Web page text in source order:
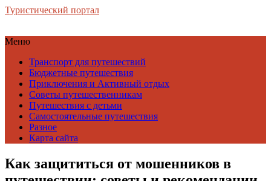
Туристический портал
Меню
Транспорт для путешествий
Бюджетные путешествия
Приключения и Активный отдых
Советы путешественникам
Путешествия с детьми
Самостоятельные путешествия
Разное
Карта сайта
Как защититься от мошенников в